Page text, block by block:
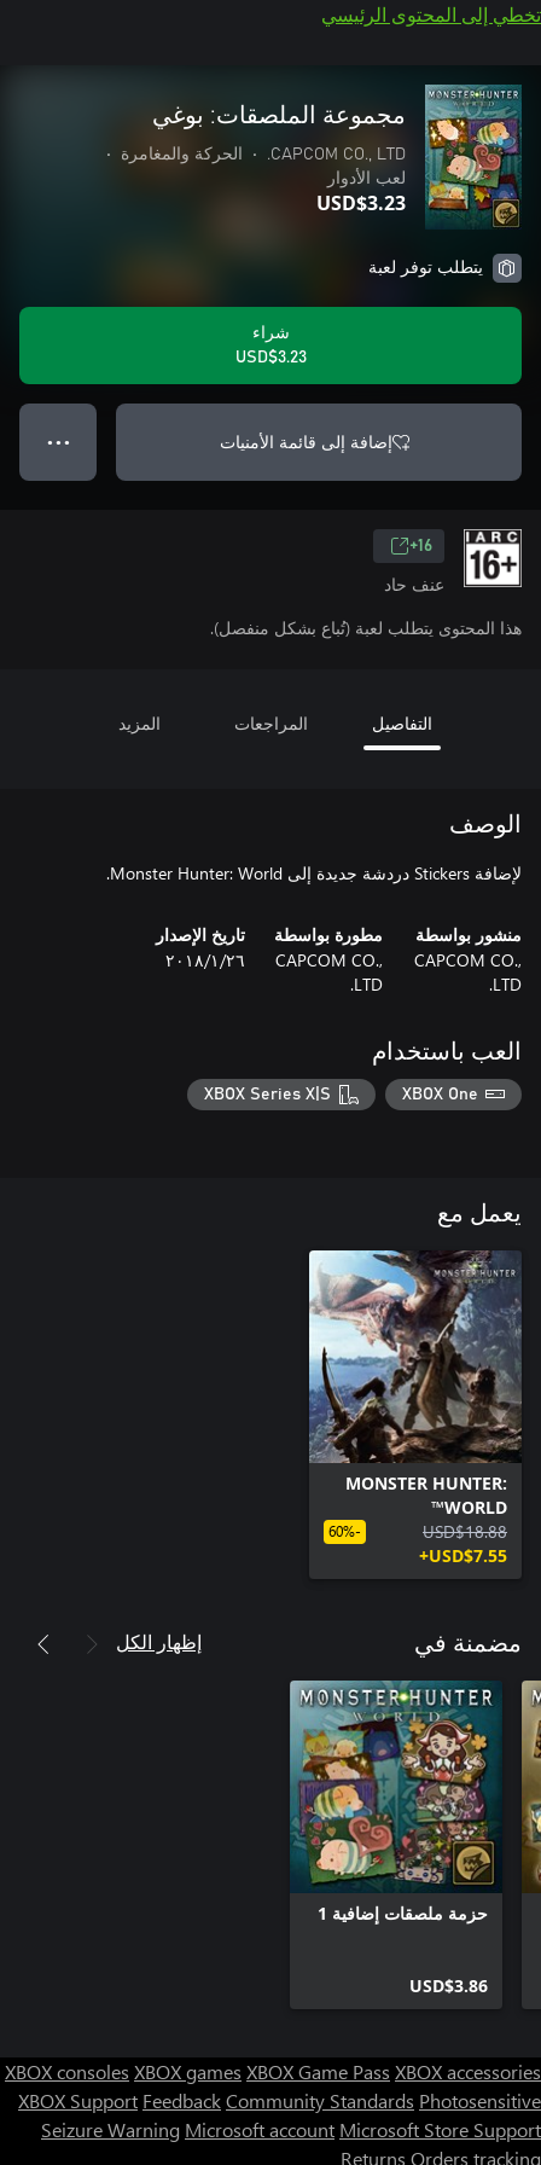
تخطي إلى المحتوى الرئيسي
مجموعة الملصقات: بوغي
CAPCOM CO., LTD.
• الحركة والمغامرة
•
لعب الأدوار
USD$3.23
يتطلب توفر لعبة
شراء
USD$3.23
إضافة إلى قائمة الأمنيات ● ● ●
16+
عنف حاد
هذا المحتوى يتطلب لعبة (تُباع بشكل منفصل).
التفاصيل المراجعات المزيد
الوصف
لإضافة Stickers دردشة جديدة إلى Monster Hunter: World.
منشور بواسطة
CAPCOM CO.,
LTD.
مطورة بواسطة
CAPCOM CO.,
LTD.
تاريخ الإصدار
٢٦‏/١‏/٢٠١٨
العب باستخدام
XBOX One
XBOX Series X|S
يعمل مع
MONSTER HUNTER:
WORLD™
USD$18.88
USD$7.55+
-60%
مضمنة في إظهار الكل
حزمة ملصقات إضافية 1
USD$3.86
XBOX consoles XBOX games XBOX Game Pass XBOX accessories
XBOX Support FeedbackCommunity Standards Photosensitive
Seizure Warning Microsoft account Microsoft Store Support
Returns Orders tracking